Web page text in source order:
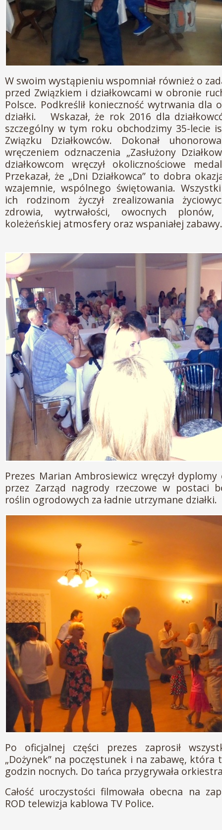
W swoim wystąpieniu wspomniał również o
przed Związkiem i działkowcami w obronie
Polsce. Podkreślił konieczność wytrwania dla
działki. Wskazał, że rok 2016 dla
szczególny w tym roku obchodzimy 35-lecie
Związku Działkowców. Dokonał
wręczeniem odznaczenia „Zasłużony
działkowcom wręczył okolicznościowe
Przekazał, że „Dni Działkowca” to dobra
wzajemnie, wspólnego świętowania.
ich rodzinom życzył zrealizowania
zdrowia, wytrwałości, owocnych
koleżeńskiej atmosfery oraz wspaniałej zabawy.
Prezes Marian Ambrosiewicz wręczył
przez Zarząd nagrody rzeczowe w postaci
roślin ogrodowych za ładnie utrzymane działki.
Po oficjalnej części prezes zaprosił
„Dożynek” na poczęstunek i na zabawę, która
godzin nocnych. Do tańca przygrywała
Całość uroczystości filmowała obecna na
ROD telewizja kablowa TV Police.